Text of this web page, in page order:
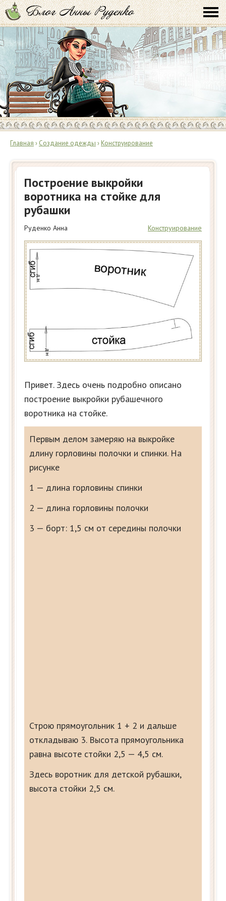
Главная › Создание одежды › Конструирование
Построение выкройки
воротника на стойке для
рубашки
Руденко Анна Конструирование
Привет. Здесь очень подробно описано
построение выкройки рубашечного
воротника на стойке.
Первым делом замеряю на выкройке
длину горловины полочки и спинки. На
рисунке
1 — длина горловины спинки
2 — длина горловины полочки
3 — борт: 1,5 см от середины полочки
Строю прямоугольник 1 + 2 и дальше
откладываю 3. Высота прямоугольника
равна высоте стойки 2,5 — 4,5 см.
Здесь воротник для детской рубашки,
высота стойки 2,5 см.